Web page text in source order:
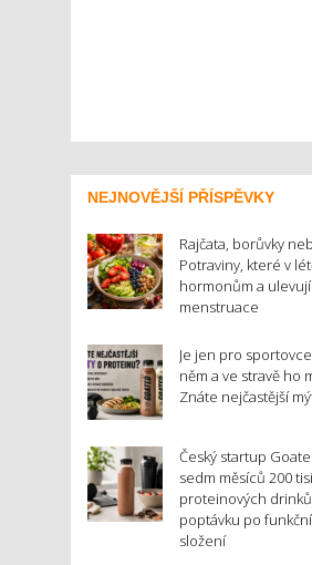
NEJNOVĚJŠÍ PŘÍSPĚVKY
Rajčata, borůvky
Potraviny, které v
hormonům a
menstruace
Je jen pro
něm a ve stravě ho
Znáte nejčastější
Český startup
sedm měsíců 200
proteinových
poptávku po
složení